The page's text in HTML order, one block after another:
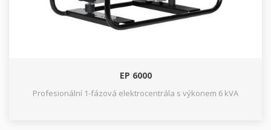
EP 6000
Profesionální 1-fázová elektrocentrála s výkonem 6 kVA